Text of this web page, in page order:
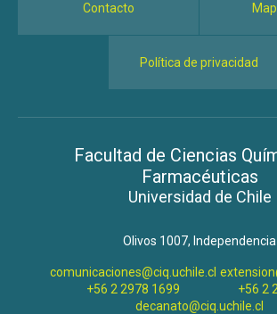
Contacto
Política de privacidad
Facultad de Ciencias
Farmacéuticas
Universidad de Chile
Olivos 1007, Independencia
comunicaciones@ciq.uchile.cl
+56 2 2978 1699
+56 2
decanato@ciq.uchile.cl